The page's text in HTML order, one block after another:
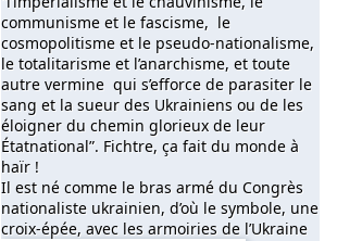
communisme et le fascisme, le
cosmopolitisme et le pseudo-nationalisme,
le totalitarisme et l’anarchisme, et toute
autre vermine qui s’efforce de parasiter le
sang et la sueur des Ukrainiens ou de les
éloigner du chemin glorieux de leur
Étatnational”. Fichtre, ça fait du monde à
haïr !
Il est né comme le bras armé du Congrès
nationaliste ukrainien, d’où le symbole, une
croix-épée, avec les armoiries de l’Ukraine